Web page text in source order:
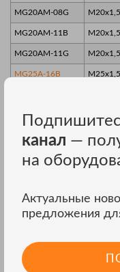
MG20AM-08G M20x1,5
MG20AM-11B M20x1,5
MG20AM-11G M20x1,5
MG25A-16B M25x1,5
MG25A-16G
MG25A-16G-ST
MG25A-18B M25x1,5
MG25A-18G M25x1,5
MG25A-18G-ST M25x1,5
MG25AS-10G M25x1,5
канал —
на
Актуальные
предложения